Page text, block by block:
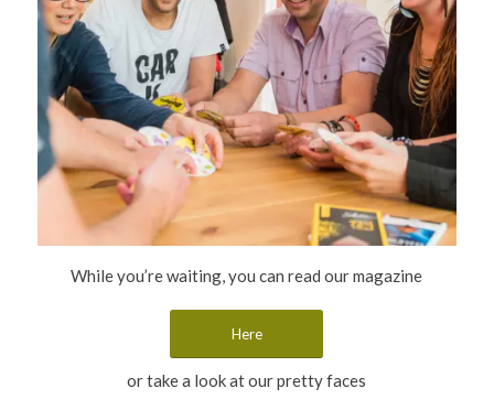
While you’re waiting, you can read our magazine
Here
or take a look at our pretty faces